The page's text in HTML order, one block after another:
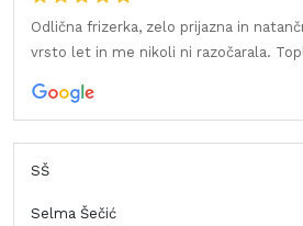
Odlična frizerka, zelo prijazna in
vrsto let in me nikoli ni razočarala.
SŠ
Selma Šečić